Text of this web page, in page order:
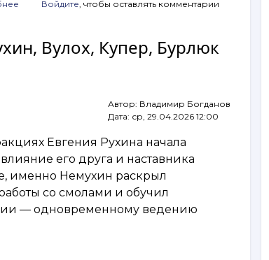
ArtSale.info
№ 317.
Ситников,
Андреенков
27 мая —
2 июня 2026
Войдите, чтобы оставлять комментарии
Вулох, Купер, Бурлюк
Автор: Владимир Богданов
Дата: ср, 29.04.2026 12:00
Евгения Рухина начала
его друга и наставника
именно Немухин раскрыл
со смолами и обучил
— одновременному ведению